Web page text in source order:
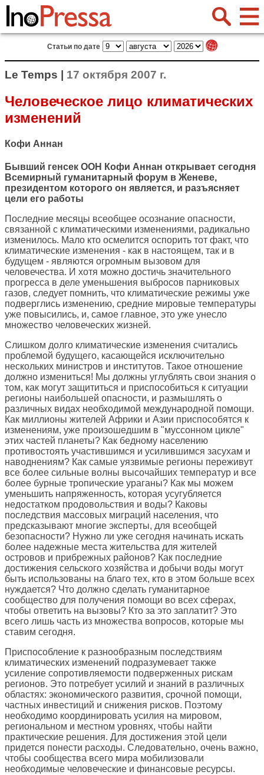
Статьи по дате
Le Temps | 17 октября 2007 г.
Человеческое лицо климатических
изменений
Кофи Аннан
Бывший генсек ООН Кофи Аннан открывает сегодня
Всемирный гуманитарный форум в Женеве,
президентом которого он является, и разъясняет
цели его работы
Последние месяцы всеобщее осознание опасности,
связанной с климатическими изменениями, радикально
изменилось. Мало кто осмелится оспорить тот факт, что
климатические изменения - как в настоящем, так и в
будущем - являются огромным вызовом для
человечества. И хотя можно достичь значительного
прогресса в деле уменьшения выбросов парниковых
газов, следует помнить, что климатические режимы уже
подверглись изменению, средние мировые температуры
уже повысились, и, самое главное, это уже унесло
множество человеческих жизней.
Слишком долго климатические изменения считались
проблемой будущего, касающейся исключительно
нескольких министров и институтов. Такое отношение
должно измениться! Мы должны углублять свои знания о
том, как могут защититься и приспособиться к ситуации
регионы наибольшей опасности, и размышлять о
различных видах необходимой международной помощи.
Как миллионы жителей Африки и Азии приспособятся к
изменениям, уже произошедшим в "муссонном цикле"
этих частей планеты? Как бедному населению
противостоять участившимся и усилившимся засухам и
наводнениям? Как самые уязвимые регионы переживут
все более сильные волны высочайших температур и все
более бурные тропические ураганы? Как мы можем
уменьшить напряженность, которая усугубляется
недостатком продовольствия и воды? Каковы
последствия массовых миграций населения, что
предсказывают многие эксперты, для всеобщей
безопасности? Нужно ли уже сегодня начинать искать
более надежные места жительства для жителей
островов и прибрежных районов? Как последние
достижения сельского хозяйства и добычи воды могут
быть использованы на благо тех, кто в этом больше всех
нуждается? Что должно сделать гуманитарное
сообщество для получения помощи во всех сферах,
чтобы ответить на вызовы? Кто за это заплатит? Это
всего лишь часть из множества вопросов, которые мы
ставим сегодня.
Приспособление к разнообразным последствиям
климатических изменений подразумевает также
усиление сопротивляемости подверженных рискам
регионов. Это потребует усилий и знаний в различных
областях: экономического развития, срочной помощи,
частных инвестиций и снижения рисков. Поэтому
необходимо координировать усилия на мировом,
региональном и местном уровнях, чтобы найти
практические решения. Для достижения этой цели
придется понести расходы. Следовательно, очень важно,
чтобы сообщества всего мира мобилизовали
необходимые человеческие и финансовые ресурсы.